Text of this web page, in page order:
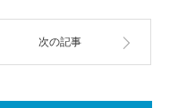
次の記事